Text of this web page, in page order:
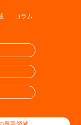
コラム